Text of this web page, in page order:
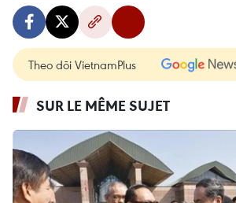
Theo dõi VietnamPlus
SUR LE MÊME SUJET